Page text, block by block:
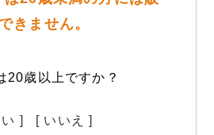
きません。
20歳以上ですか？
] [ いいえ ]